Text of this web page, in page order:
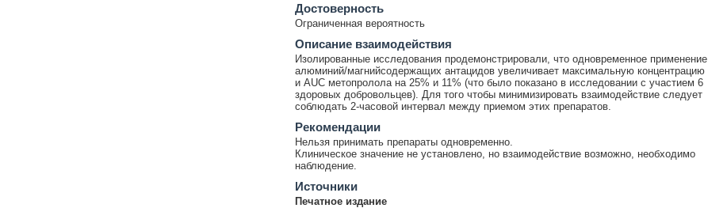
Достоверность
Ограниченная вероятность
Описание взаимодействия
Изолированные исследования продемонстрировали, что одновременное применение
алюминий/магнийсодержащих антацидов увеличивает максимальную концентрацию
и AUC метопролола на 25% и 11% (что было показано в исследовании с участием 6
здоровых добровольцев). Для того чтобы минимизировать взаимодействие следует
соблюдать 2-часовой интервал между приемом этих препаратов.
Рекомендации
Нельзя принимать препараты одновременно.
Клиническое значение не установлено, но взаимодействие возможно, необходимо
наблюдение.
Источники
Печатное издание